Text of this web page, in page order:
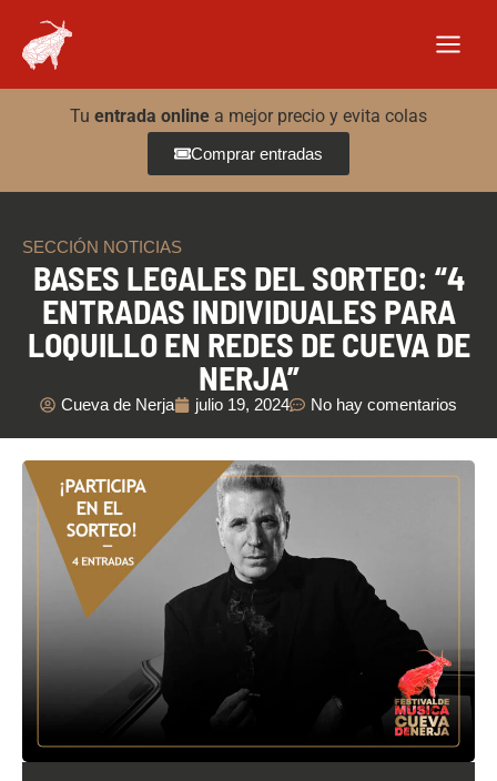
contenido
Tu entrada online a mejor precio y evita colas
Comprar entradas
SECCIÓN NOTICIAS
BASES LEGALES DEL SORTEO: “4
ENTRADAS INDIVIDUALES PARA
LOQUILLO EN REDES DE CUEVA DE
NERJA”
Cueva de Nerja julio 19, 2024 No hay comentarios